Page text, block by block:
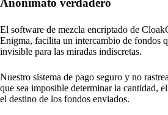
El software de mezcla encriptado de
Enigma, facilita un intercambio de fondos
invisible para las miradas indiscretas.
Nuestro sistema de pago seguro y no
que sea imposible determinar la cantidad,
el destino de los fondos enviados.